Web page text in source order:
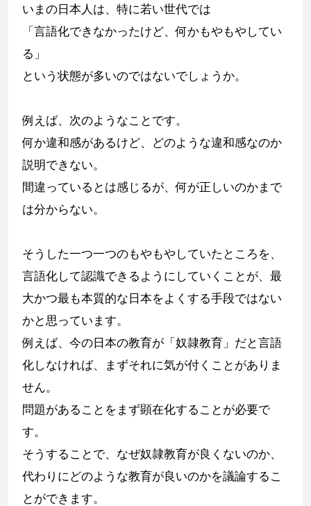
いまの日本人は、特に若い世代では
「言語化できなかったけど、何かもやもやしてい
る」
という状態が多いのではないでしょうか。
例えば、次のようなことです。
何か違和感があるけど、どのような違和感なのか
説明できない。
間違っているとは感じるが、何が正しいのかまで
は分からない。
そうした一つ一つのもやもやしていたところを、
言語化して認識できるようにしていくことが、最
大かつ最も本質的な日本をよくする手段ではない
かと思っています。
例えば、今の日本の教育が「奴隷教育」だと言語
化しなければ、まずそれに気が付くことがありま
せん。
問題があることをまず顕在化することが必要で
す。
そうすることで、なぜ奴隷教育が良くないのか、
代わりにどのような教育が良いのかを議論するこ
とができます。